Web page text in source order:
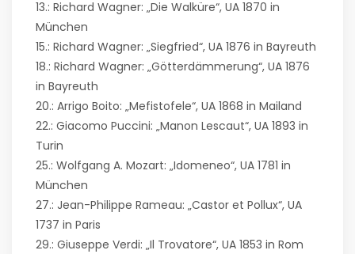
13.: Richard Wagner: „Die Walküre“, UA 1870 in
München
15.: Richard Wagner: „Siegfried“, UA 1876 in Bayreuth
18.: Richard Wagner: „Götterdämmerung“, UA 1876
in Bayreuth
20.: Arrigo Boito: „Mefistofele“, UA 1868 in Mailand
22.: Giacomo Puccini: „Manon Lescaut“, UA 1893 in
Turin
25.: Wolfgang A. Mozart: „Idomeneo“, UA 1781 in
München
27.: Jean-Philippe Rameau: „Castor et Pollux“, UA
1737 in Paris
29.: Giuseppe Verdi: „Il Trovatore“, UA 1853 in Rom